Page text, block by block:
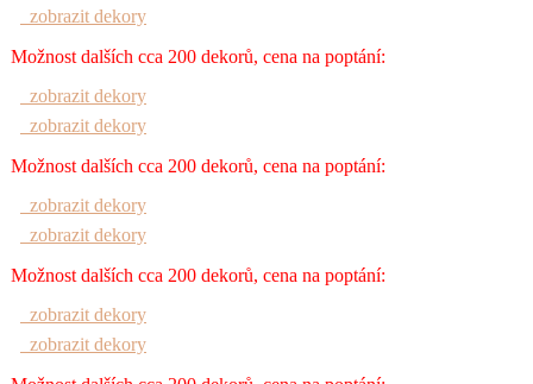
zobrazit dekory
Možnost dalších cca 200 dekorů, cena na poptání:
zobrazit dekory
zobrazit dekory
Možnost dalších cca 200 dekorů, cena na poptání:
zobrazit dekory
zobrazit dekory
Možnost dalších cca 200 dekorů, cena na poptání:
zobrazit dekory
zobrazit dekory